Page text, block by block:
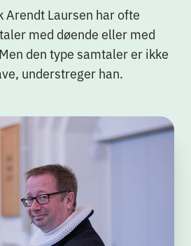
Laursen har ofte
med døende eller med
den type samtaler er ikke
understreger han.